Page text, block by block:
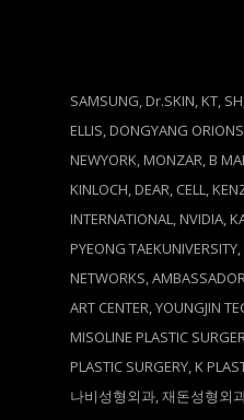
SAMSUNG, Dr.SKIN, KT,
ELLIS, DONGYANG
NEWYORK, MONZAR, B
KINLOCH, DEAR, CELL,
INTERNATIONAL, NVIDIA,
PYEONG
NETWORKS,
ART CENTER, YOUNGJIN
MISOLINE PLASTIC
PLASTIC SURGERY, K
나비성형외과, 재돈성형외